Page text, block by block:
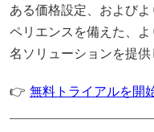
ある価格設定、および
ペリエンスを備えた、
名ソリューションを提供
👉 無料トライアルを開